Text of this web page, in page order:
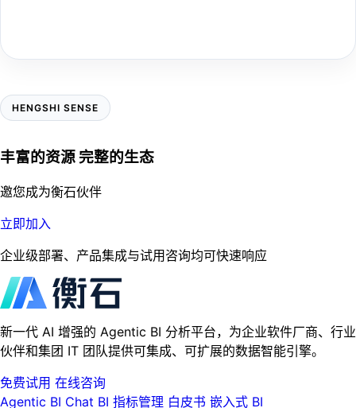
HENGSHI SENSE
丰富的资源 完整的生态
邀您成为衡石伙伴
立即加入
企业级部署、产品集成与试用咨询均可快速响应
新一代 AI 增强的 Agentic BI 分析平台，为企业软件厂商、行业
伙伴和集团 IT 团队提供可集成、可扩展的数据智能引擎。
免费试用 在线咨询
Agentic BI Chat BI 指标管理 白皮书 嵌入式 BI